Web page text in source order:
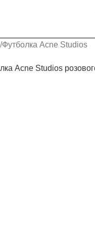
Футболка Acne Studios